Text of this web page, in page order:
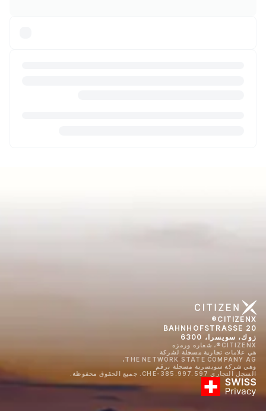
CITIZENX®
BAHNHOFSTRASSE 20
زوك، سويسرا، 6300
CITIZENX®، شعاره ورمزه
هي علامات تجارية مسجلة لشركة
THE NETWORK STATE COMPANY AG،
وهي شركة سويسرية مسجلة برقم
السجل التجاري CHE-385.997.597. جميع الحقوق محفوظة.